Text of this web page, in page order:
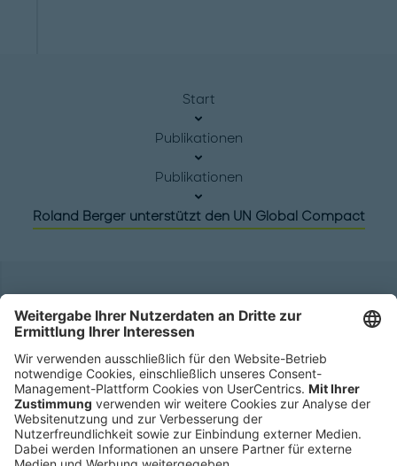
Start
Publikationen
Publikationen
Roland Berger unterstützt den UN Global Compact
Hauptsitz
Roland Berger GmbH
Sederanger 1
80538 München
Deutschland
Telefon:
+49 89 9230-0
Fax:
+49 89 9230-8202